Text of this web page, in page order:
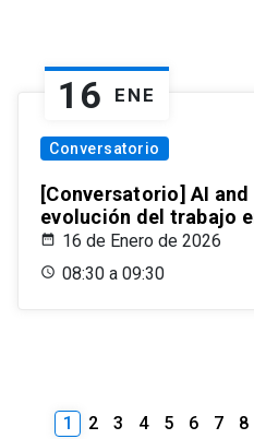
16 ENE
Conversatorio
[Conversatorio] AI
evolución del trabajo
16 de Enero de 2026
08:30 a 09:30
1 2 3 4 5 6 7 8